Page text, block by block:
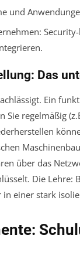
und
Das
Ein
Sie regelmäßig
über das
Die Lehre:
in einer stark